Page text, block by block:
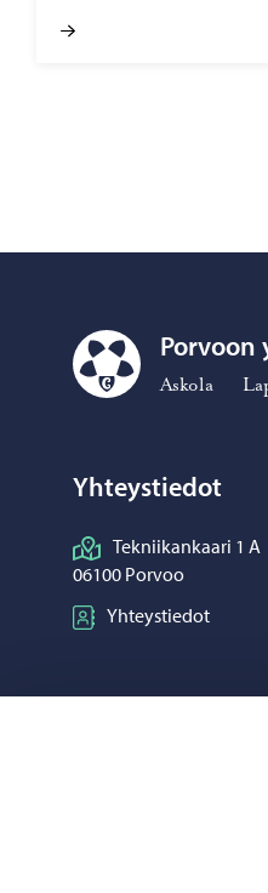
PorvoonAskola
Yhteystiedot
Tekniikankaari 1 A
06100 Porvoo
Yhteystiedot